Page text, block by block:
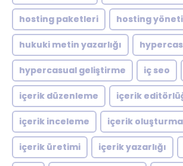
hosting paketleri hosting
hukuki metin yazarlığı
hypercasual geliştirme iç seo
içerik düzenleme içerik
içerik inceleme içerik oluşturma
içerik üretimi içerik yazarlığı